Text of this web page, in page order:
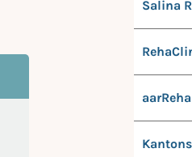
Salina